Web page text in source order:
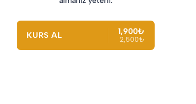
KURS AL 1,900₺
2,500₺